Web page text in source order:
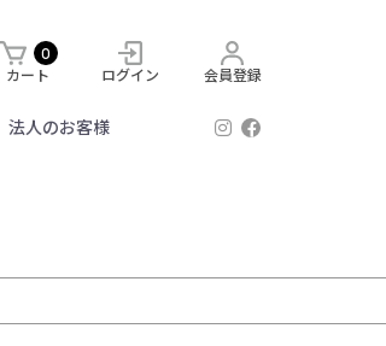
0
カート ログイン 会員登録
法人のお客様